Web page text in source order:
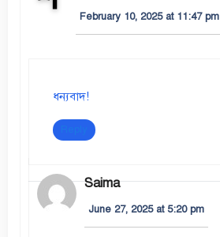
February 10, 2025 at 11:47 pm
ধন্যবাদ!
Saima
June 27, 2025 at 5:20 pm